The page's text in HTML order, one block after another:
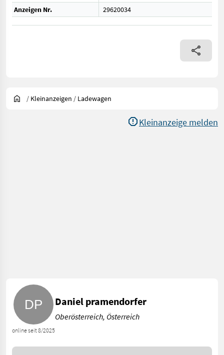
Anzeigen Nr.
29620034
/ Kleinanzeigen / Ladewagen
Kleinanzeige melden
online seit 8/2025
Daniel pramendorfer
Oberösterreich, Österreich